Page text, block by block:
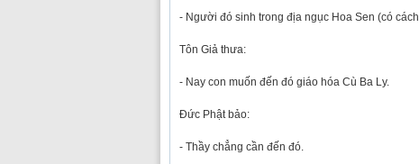
- Người đó sinh trong địa ngục Hoa Sen (có
Tôn Giả thưa:
- Nay con muốn đến đó giáo hóa Cù Ba Ly.
Đức Phật bảo:
- Thầy chẳng cần đến đó.